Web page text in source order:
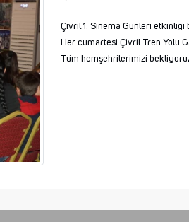
Çivril 1. Sinema Günleri etkinliği
Her cumartesi Çivril Tren Yolu
Tüm hemşehrilerimizi